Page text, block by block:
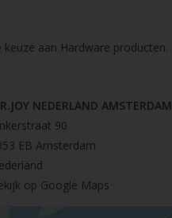
aan Hardware producten.
NEDERLAND AMSTERDAM
90
EB Amsterdam
op Google Maps